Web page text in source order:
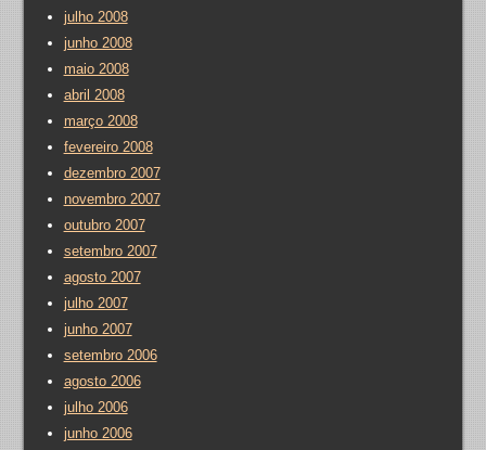
julho 2008
junho 2008
maio 2008
abril 2008
março 2008
fevereiro 2008
dezembro 2007
novembro 2007
outubro 2007
setembro 2007
agosto 2007
julho 2007
junho 2007
setembro 2006
agosto 2006
julho 2006
junho 2006